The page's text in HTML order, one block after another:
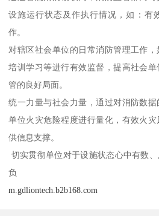
设施运行状态及作执行情况，如：有
作。
对辖区社会单位的日常消防管理工作，
培训学习等进行有效监督，提高社会
管的良好局面。
统一力量与社会力量，通过对消防数
单位火灾危险程度进行量化，有效火
供信息支撑。
切实贯彻单位对于设施状态心中有数
负
m.gdliontech.b2b168.com